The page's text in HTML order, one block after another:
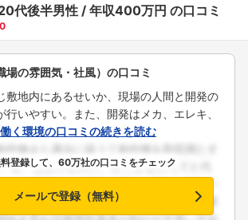
代後半男性 年収400万円 の口コミ
場の雰囲気・社風）の口コミ
敷地内にあるせいか、現場の人間と開発の
行いやすい。また、開発はメカ、エレキ、
働く環境の口コミの続きを読む
料登録して、60万社の口コミをチェック
メールで登録（無料）